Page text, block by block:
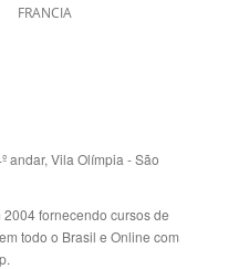
ALEMANHA
andar, Vila Olímpia - São